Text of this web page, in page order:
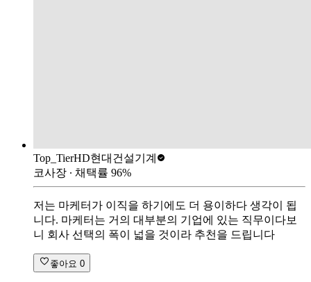
Top_TierHD현대건설기계
코사장 ∙ 채택률 96%
저는 마케터가 이직을 하기에도 더 용이하다 생각이 됩
니다. 마케터는 거의 대부분의 기업에 있는 직무이다보
니 회사 선택의 폭이 넓을 것이라 추천을 드립니다
좋아요 0